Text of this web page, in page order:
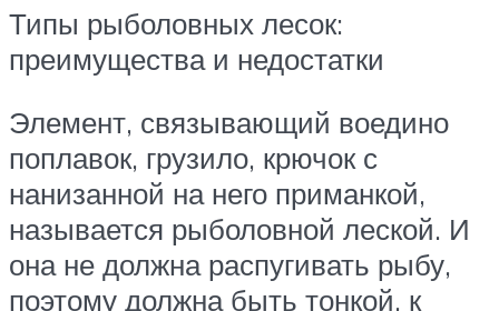
Типы рыболовных лесок:
преимущества и недостатки
Элемент, связывающий воедино
поплавок, грузило, крючок с
нанизанной на него приманкой,
называется рыболовной леской. И
она не должна распугивать рыбу,
поэтому должна быть тонкой, к